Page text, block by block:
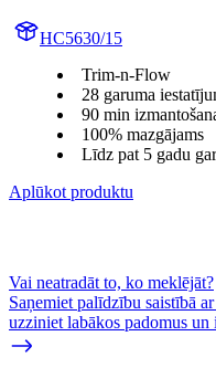
HC5630/15
Trim-n-Flow
28 garuma
90 min
100% mazgājams
Līdz pat 5 gadu
Aplūkot produktu
Vai neatradāt to, ko meklējāt?
Saņemiet palīdzību saistībā
uzziniet labākos padomus